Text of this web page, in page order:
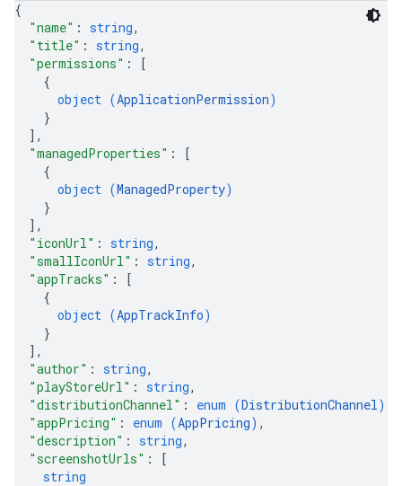
{
"name" : string,
"title" : string,
"permissions" :
[
{
object (ApplicationPermission)
}
] ,
"managedProperties" :
[
{
object (ManagedProperty)
}
] ,
"iconUrl" : string,
"smallIconUrl" : string,
"appTracks" :
[
{
object (AppTrackInfo)
}
] ,
"author" : string,
"playStoreUrl" : string,
"distributionChannel" : enum (DistributionChannel)
"appPricing" : enum (AppPricing) ,
"description" : string,
"screenshotUrls" :
[
string